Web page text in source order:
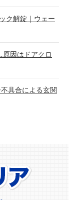
ク解錠｜ウェー
原因はドアクロ
具合による玄関